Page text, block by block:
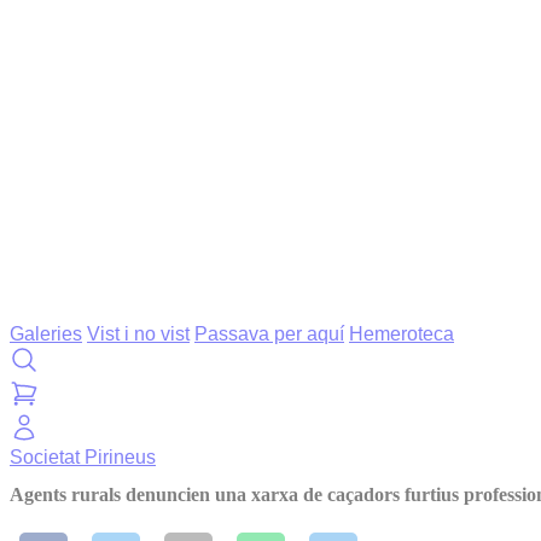
Galeries Vist i no vist Passava per aquí Hemeroteca
Societat Pirineus
Agents rurals denuncien una xarxa de caçadors furtius